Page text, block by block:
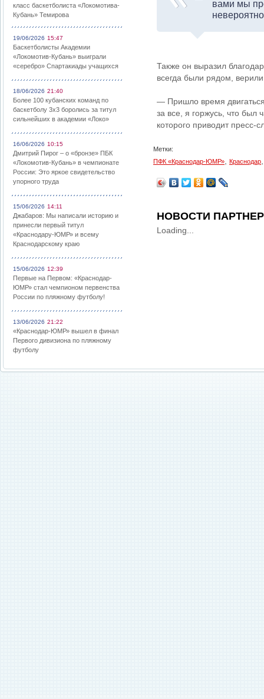
класс баскетболиста «Локомотива-
Кубань» Темирова
19/06/2026 15:47
Баскетболисты Академии
«Локомотив-Кубань» выиграли
«серебро» Спартакиады учащихся
18/06/2026 21:40
Более 100 кубанских команд по
баскетболу 3х3 боролись за титул
сильнейших в академии «Локо»
16/06/2026 10:15
Дмитрий Пирог – о «бронзе» ПБК
«Локомотив-Кубань» в чемпионате
России: Это яркое свидетельство
упорного труда
15/06/2026 14:11
Джабаров: Мы написали историю и
принесли первый титул
«Краснодару-ЮМР» и всему
Краснодарскому краю
15/06/2026 12:39
Первые на Первом: «Краснодар-
ЮМР» стал чемпионом первенства
России по пляжному футболу!
13/06/2026 21:22
«Краснодар-ЮМР» вышел в финал
Первого дивизиона по пляжному
футболу
вами мы
Также он выразил
всегда были рядом,
— Пришло время
за все, я горжусь, что был
которого приводит
Метки:
ПФК «Краснодар-ЮМР»
Краснодар
НОВОСТИ
Loading...